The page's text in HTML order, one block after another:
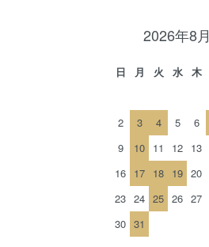
2026年8月
日 月 火 水 木
2
3 4 5 6
9
10 11 12 13
16 17 18 19 20
23 24 25 26 27
30 31